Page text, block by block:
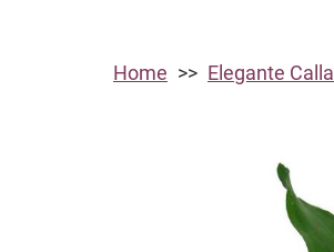
Home Elegante